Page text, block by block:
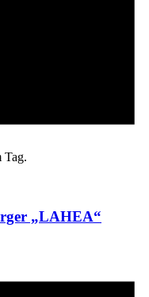
Tag.
„LAHEA“